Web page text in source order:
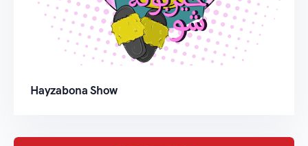
Hayzabona Show